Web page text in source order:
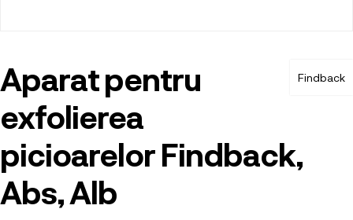
Findback
Aparat pentru
exfolierea
picioarelor Findback,
Abs, Alb